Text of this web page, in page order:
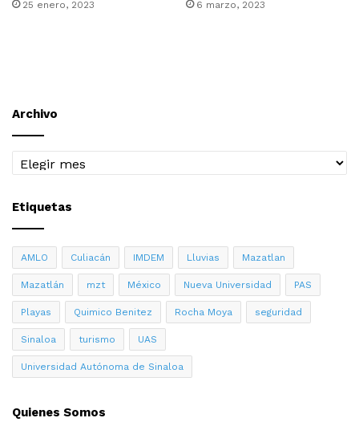
25 enero, 2023 6 marzo, 2023
Archivo
Archivo
Etiquetas
AMLO Culiacán IMDEM Lluvias Mazatlan
Mazatlán mzt México Nueva Universidad PAS
Playas Quimico Benitez Rocha Moya seguridad
Sinaloa turismo UAS
Universidad Autónoma de Sinaloa
Quienes Somos